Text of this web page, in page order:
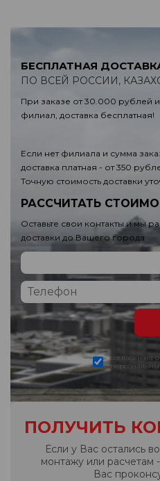
БЕСПЛАТНАЯ
ПО ВСЕЙ РОССИИ,
При заказе от 30.000 рублей
филиал, доставка бесплатная!
Если нет филиала и сумма
доставка платная - от 350
Точную стоимость доставки
РАССЧИТАТЬ
Оставьте свои контакты и мы
доставки до Вашего города
согласен на
ПОЛУЧИТЬ
Если у Вас остались
монтажу или расчетам
Вас